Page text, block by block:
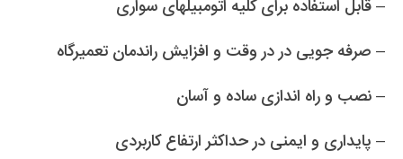
– قابل استفاده برای کلیه اتومبیلهای سواری
– صرفه جویی در در وقت و افزایش راندمان تعمیرگاه
– نصب و راه اندازی ساده و آسان
– پایداری و ایمنی در حداکثر ارتفاع کاربردی